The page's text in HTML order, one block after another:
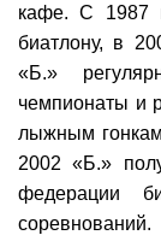
кафе. С 1987
биатлону, в
«Б.»
чемпионаты и
лыжным
2002 «Б.»
федерации